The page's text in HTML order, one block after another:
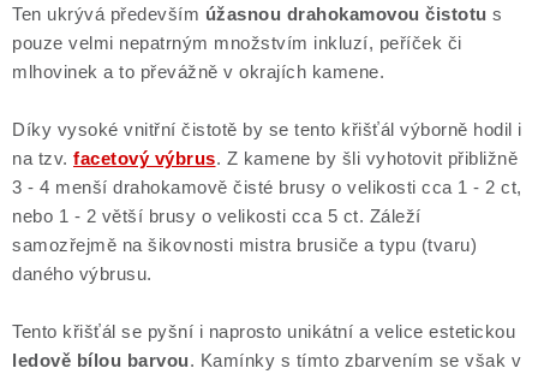
Ten ukrývá především úžasnou drahokamovou čistotu s
pouze velmi nepatrným množstvím inkluzí, peříček či
mlhovinek a to převážně v okrajích kamene.
Díky vysoké vnitřní čistotě by se tento křišťál výborně hodil i
na tzv. facetový výbrus. Z kamene by šli vyhotovit přibližně
3 - 4 menší drahokamově čisté brusy o velikosti cca 1 - 2 ct,
nebo 1 - 2 větší brusy o velikosti cca 5 ct. Záleží
samozřejmě na šikovnosti mistra brusiče a typu (tvaru)
daného výbrusu.
Tento křišťál se pyšní i naprosto unikátní a velice estetickou
ledově bílou barvou. Kamínky s tímto zbarvením se však v